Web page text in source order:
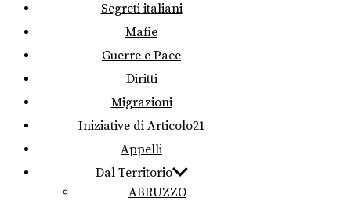
Segreti italiani
Mafie
Guerre e Pace
Diritti
Migrazioni
Iniziative di Articolo21
Appelli
Dal Territorio
ABRUZZO